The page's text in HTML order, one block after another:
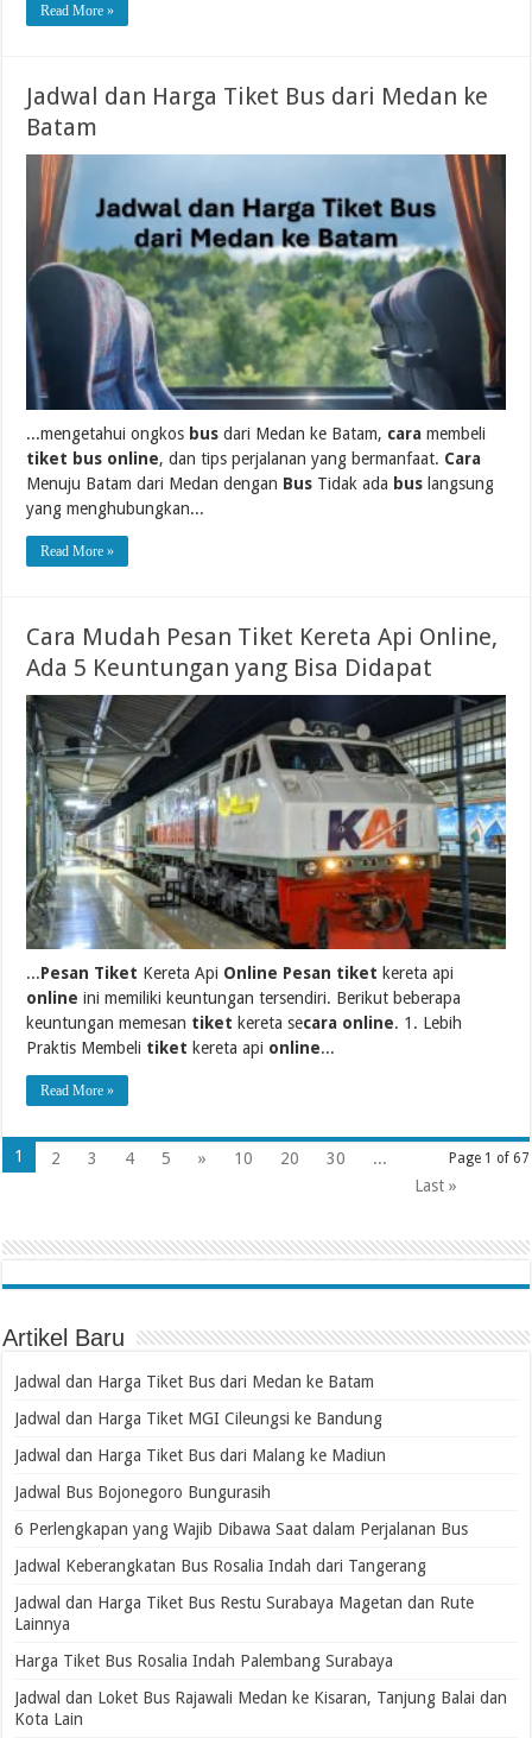
Read More »
Jadwal dan Harga Tiket Bus dari Medan ke
Batam
...mengetahui ongkos bus dari Medan ke Batam, cara membeli
tiket bus online, dan tips perjalanan yang bermanfaat. Cara
Menuju Batam dari Medan dengan Bus Tidak ada bus langsung
yang menghubungkan...
Read More »
Cara Mudah Pesan Tiket Kereta Api Online,
Ada 5 Keuntungan yang Bisa Didapat
...Pesan Tiket Kereta Api Online Pesan tiket kereta api
online ini memiliki keuntungan tersendiri. Berikut beberapa
keuntungan memesan tiket kereta secara online. 1. Lebih
Praktis Membeli tiket kereta api online...
Read More »
Page 1 of 67
1 2 3 4 5 » 10 20 30
...
Last »
Artikel Baru
Jadwal dan Harga Tiket Bus dari Medan ke Batam
Jadwal dan Harga Tiket MGI Cileungsi ke Bandung
Jadwal dan Harga Tiket Bus dari Malang ke Madiun
Jadwal Bus Bojonegoro Bungurasih
6 Perlengkapan yang Wajib Dibawa Saat dalam Perjalanan Bus
Jadwal Keberangkatan Bus Rosalia Indah dari Tangerang
Jadwal dan Harga Tiket Bus Restu Surabaya Magetan dan Rute
Lainnya
Harga Tiket Bus Rosalia Indah Palembang Surabaya
Jadwal dan Loket Bus Rajawali Medan ke Kisaran, Tanjung Balai dan
Kota Lain